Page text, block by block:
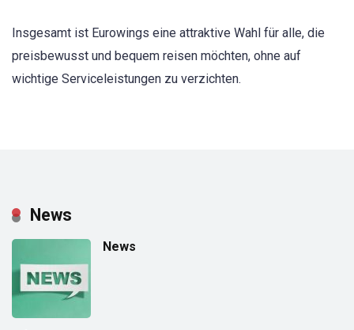
Insgesamt ist Eurowings eine attraktive Wahl für alle, die
preisbewusst und bequem reisen möchten, ohne auf
wichtige Serviceleistungen zu verzichten.
News
News